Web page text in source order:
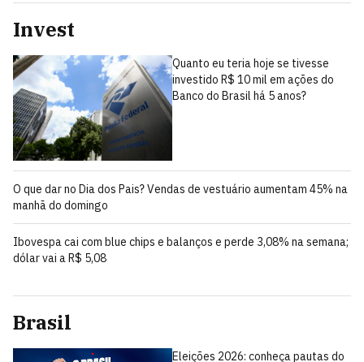
Invest
Quanto eu teria hoje se tivesse
investido R$ 10 mil em ações do
Banco do Brasil há 5 anos?
O que dar no Dia dos Pais? Vendas de vestuário aumentam 45% na
manhã do domingo
Ibovespa cai com blue chips e balanços e perde 3,08% na semana;
dólar vai a R$ 5,08
Brasil
Eleições 2026: conheça pautas do